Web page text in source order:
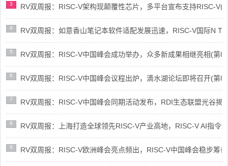
3 RV双周报：RISC-V架构现颠覆性芯片，多平台宣布支持RISC-V(
4 RV双周报：如意香山笔记本软件适配发展迅速，RISC-V国际N
5 RV双周报：RISC-V中国峰会成功举办，众多新成果相继亮相(第
6 RV双周报：RISC-V中国峰会议程出炉，滴水湖论坛即将召开(第
7 RV双周报：RISC-V中国峰会同期活动发布，RDI生态联盟光谷揭
8 RV双周报：上海打造全球领先RISC-V产业高地，RISC-V AI指令
9 RV双周报：RISC-V欧洲峰会亮点频出，RISC-V中国峰会稳步筹